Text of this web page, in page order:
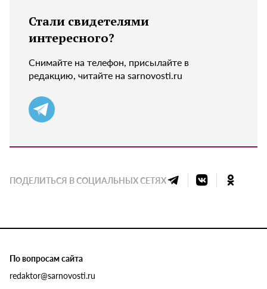
Стали свидетелями
интересного?
Снимайте на телефон, присылайте в
редакцию, читайте на sarnovosti.ru
ПОДЕЛИТЬСЯ В СОЦИАЛЬНЫХ СЕТЯХ
По вопросам сайта
redaktor@sarnovosti.ru